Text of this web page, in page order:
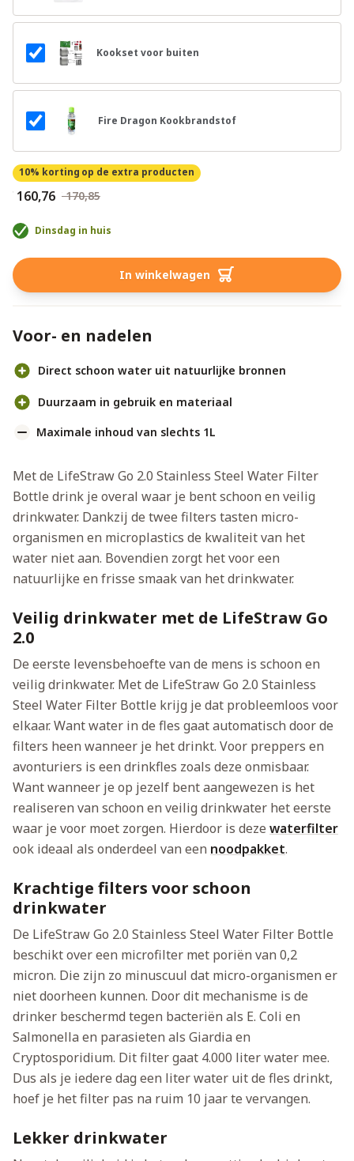
Kookset voor buiten
Fire Dragon Kookbrandstof
10% korting op de extra producten
€ 160,76 € 170,85
Dinsdag in huis
In winkelwagen
Voor- en nadelen
Direct schoon water uit natuurlijke bronnen
Duurzaam in gebruik en materiaal
Maximale inhoud van slechts 1L
Met de LifeStraw Go 2.0 Stainless Steel Water Filter
Bottle drink je overal waar je bent schoon en veilig
drinkwater. Dankzij de twee filters tasten micro-
organismen en microplastics de kwaliteit van het
water niet aan. Bovendien zorgt het voor een
natuurlijke en frisse smaak van het drinkwater.
Veilig drinkwater met de LifeStraw Go
2.0
De eerste levensbehoefte van de mens is schoon en
veilig drinkwater. Met de LifeStraw Go 2.0 Stainless
Steel Water Filter Bottle krijg je dat probleemloos voor
elkaar. Want water in de fles gaat automatisch door de
filters heen wanneer je het drinkt. Voor preppers en
avonturiers is een drinkfles zoals deze onmisbaar.
Want wanneer je op jezelf bent aangewezen is het
realiseren van schoon en veilig drinkwater het eerste
waar je voor moet zorgen. Hierdoor is deze waterfilter
ook ideaal als onderdeel van een noodpakket.
Krachtige filters voor schoon
drinkwater
De LifeStraw Go 2.0 Stainless Steel Water Filter Bottle
beschikt over een microfilter met poriën van 0,2
micron. Die zijn zo minuscuul dat micro-organismen er
niet doorheen kunnen. Door dit mechanisme is de
drinker beschermd tegen bacteriën als E. Coli en
Salmonella en parasieten als Giardia en
Cryptosporidium. Dit filter gaat 4.000 liter water mee.
Dus als je iedere dag een liter water uit de fles drinkt,
hoef je het filter pas na ruim 10 jaar te vervangen.
Lekker drinkwater